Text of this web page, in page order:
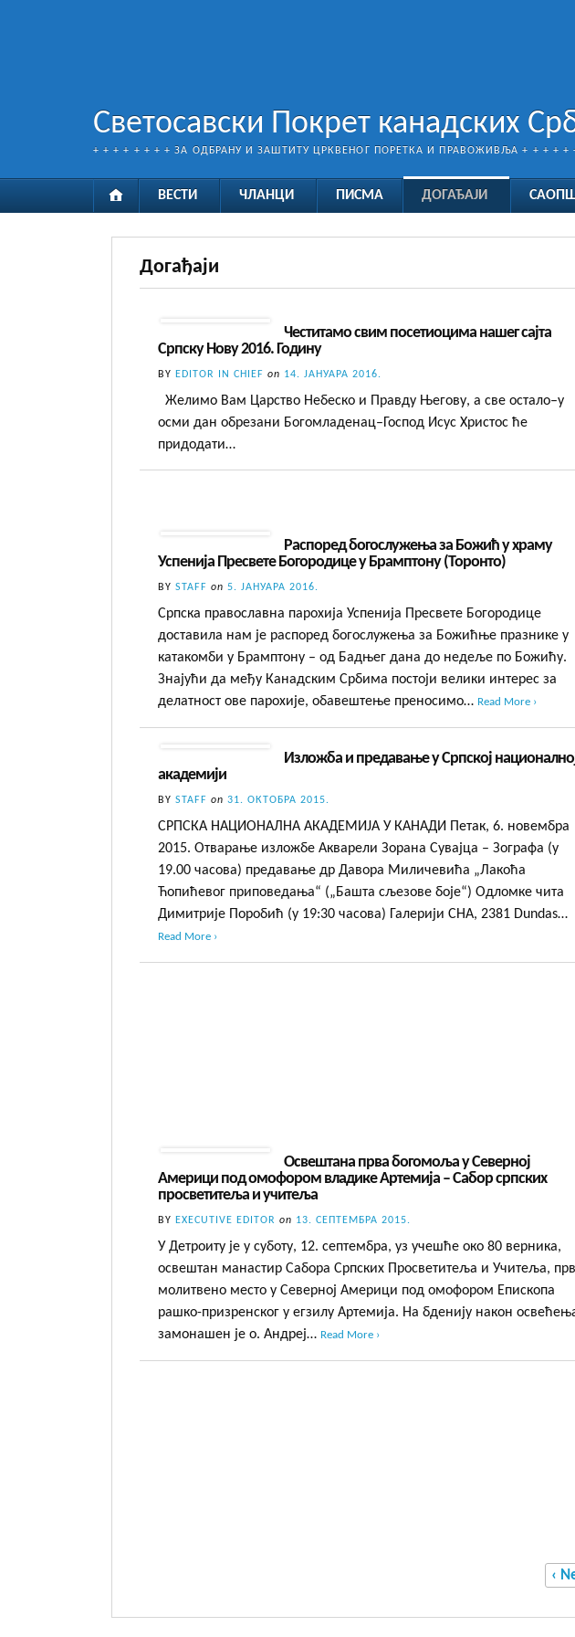
Светосавски Покрет канадских
+ + + + + + + + ЗА ОДБРАНУ И ЗАШТИТУ ЦРКВЕНОГ ПОРЕТКА И ПРАВОЖИВЉА + + + + +
ВЕСТИ ЧЛАНЦИ ПИСМА ДОГАЂАЈИ
Догађаји
Честитамо свим посетиоцима нашег сајта
Српску Нову 2016. Годину
BY EDITOR IN CHIEF on 14. ЈАНУАРА 2016.
Желимо Вам Царство Небеско и Правду Његову, а све остало–у
осми дан обрезани Богомладенац–Господ Исус Христос ће
придодати…
Распоред богослужења за Божић у храму
Успенија Пресвете Богородице у Брамптону (Торонто)
BY STAFF on 5. ЈАНУАРА 2016.
Српска православна парохија Успенија Пресвете Богородице
доставила нам је распоред богослужења за Божићње празнике у
катакомби у Брамптону – од Бадњег дана до недеље по Божићу.
Знајући да међу Канадским Србима постоји велики интерес за
делатност ове парохије, обавештење преносимо… Read More ›
Изложба и предавање у Српској
академији
BY STAFF on 31. ОКТОБРА 2015.
СРПСКА НАЦИОНАЛНА АКАДЕМИЈА У КАНАДИ Петак, 6. новембра
2015. Отварање изложбе Акварели Зорана Сувајца – Зографа (у
19.00 часова) предавање др Давора Миличевића „Лакоћа
Ћопићевог приповедања“ („Башта сљезове боје“) Одломке чита
Димитрије Поробић (у 19:30 часова) Галерији СНА, 2381 Dundas…
Read More ›
Освештана прва богомоља у Северној
Америци под омофором владике Артемија – Сабор српских
просветитеља и учитеља
BY EXECUTIVE EDITOR on 13. СЕПТЕМБРА 2015.
У Детроиту је у суботу, 12. септембра, уз учешће око 80 верника,
освештан манастир Сабора Српских Просветитеља и Учитеља,
молитвено место у Северној Америци под омофором Епископа
рашко-призренског у егзилу Артемија. На бденију након
замонашен је о. Андреј… Read More ›
‹